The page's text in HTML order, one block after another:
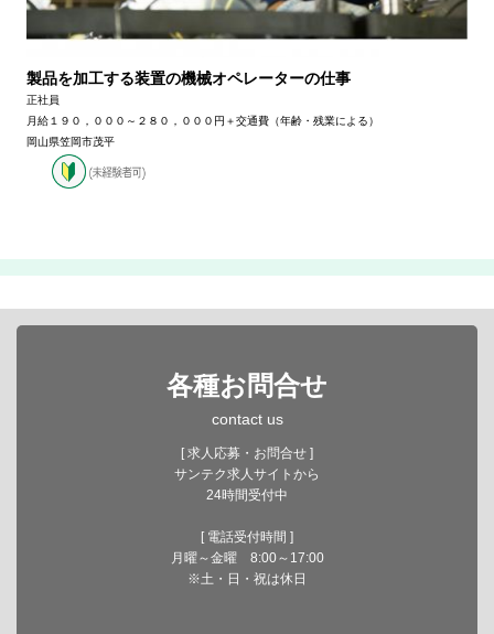
製品を加工する装置の機械オペレーターの仕事
正社員
月給１９０，０００～２８０，０００円＋交通費（年齢・残業による）
岡山県笠岡市茂平
各種お問合せ
contact us
[ 求人応募・お問合せ ]
サンテク求人サイトから
24時間受付中
[ 電話受付時間 ]
月曜～金曜 8:00～17:00
※土・日・祝は休日